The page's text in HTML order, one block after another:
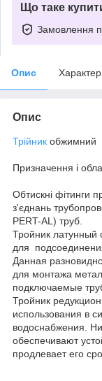
Що таке
Замовлення
Опис
Опис
Трійник обжимний
Призначення і
Обтискні фітинги
з'єднань
PERT-AL) труб.
Тройник латунный
для
Данная
для монтажа
подключаемые
Тройник
использования в
водоснабжения.
обеспечивают
продлевает его